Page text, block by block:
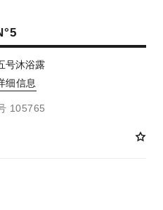
号沐浴露
细信息
105765